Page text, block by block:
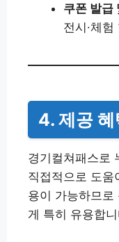
쿠폰 발급
전시·체
4. 제공 혜
경기컬쳐패스로
직접적으로 도
용이 가능하므로
게 특히 유용합